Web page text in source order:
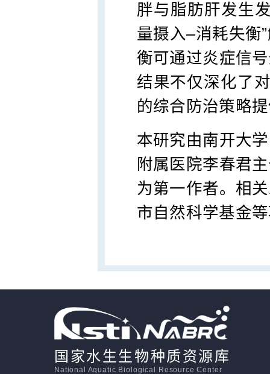
胖与脂肪肝发生
量摄入–消耗失衡
衡可通过炎症信
结果不仅深化了
的综合防治策略
本研究由南开大
附属医院李春君
为第一作者。相
市自然科学基金
国家水生生物种质资源库
National Aquatic Biological Resource Center